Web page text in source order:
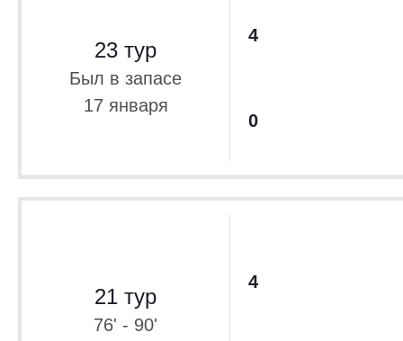
23 тур
Был в запасе
17 января
4
0
21 тур
76' - 90'
4